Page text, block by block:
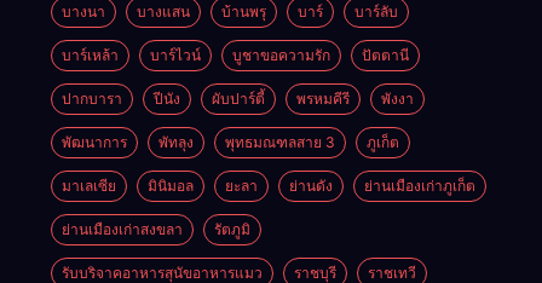
บางนา บางแสน บ้านพรุ บาร์ บาร์ลับ
บาร์เหล้า บาร์ไวน์ บูชาขอความรัก ปัตตานี
ปากบารา ปีนัง ผับปาร์ตี้ พรหมคีรี พังงา
พัฒนาการ พัทลุง พุทธมณฑลสาย 3 ภูเก็ต
มาเลเซีย มินิมอล ยะลา ย่านดัง ย่านเมืองเก่าภูเก็ต
ย่านเมืองเก่าสงขลา รัตภูมิ
รับบริจาคอาหารสุนัขอาหารแมว ราชบุรี ราชเทวี